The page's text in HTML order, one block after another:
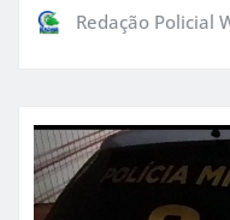
Redação Policial